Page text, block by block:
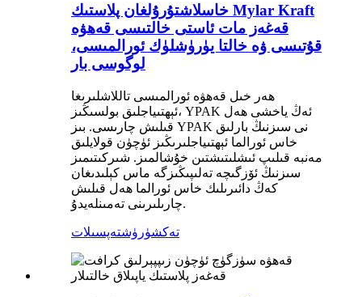
خاسلاشتۇرۇلغان پلاستىك Mylar Kraft
قەغەز مات ئاستى خالتىسى قەھۋە
قۇتىسى ۋە خالتا يۈرۈشلۈك ئورالمىسى،
لوگوسى بار
ھەر خىل قەھۋە ئورالمىسى تاللاشلىرىغا
ئېھتىياجلىق بولسىڭىز، YPAK ئەڭ ياخشى ھەل
قىلىش چارىسى. بىز YPAK نى سىزنىڭ بارلىق
خاس ئورالما ئېھتىياجلىرىڭىز ئۈچۈن قولايلىق
مەنبە قىلىپ ئىشلىتىشتىن خۇشالمىز. شىركىتىمىز
سىزنىڭ ئۆزگىچە تەلىپىڭىزگە ماس كېلىدىغان
كەڭ دائىرىلىك خاس ئورالما ھەل قىلىش
چارىلىرىنى تەمىنلەيدۇ.
تەكشۈرۈشتەپسىلات